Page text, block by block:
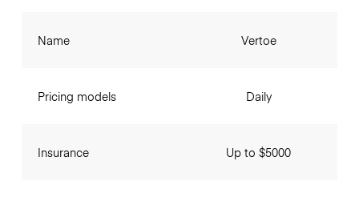
Name
Pricing models
Insurance
Vertoe
Daily
Up to $5000